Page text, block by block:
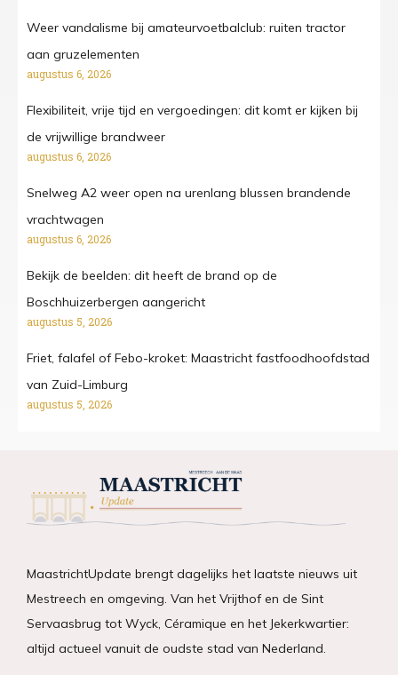
Weer vandalisme bij amateurvoetbalclub: ruiten tractor
aan gruzelementen
augustus 6, 2026
Flexibiliteit, vrije tijd en vergoedingen: dit komt er kijken bij
de vrijwillige brandweer
augustus 6, 2026
Snelweg A2 weer open na urenlang blussen brandende
vrachtwagen
augustus 6, 2026
Bekijk de beelden: dit heeft de brand op de
Boschhuizerbergen aangericht
augustus 5, 2026
Friet, falafel of Febo-kroket: Maastricht fastfoodhoofdstad
van Zuid-Limburg
augustus 5, 2026
MaastrichtUpdate brengt dagelijks het laatste nieuws uit
Mestreech en omgeving. Van het Vrijthof en de Sint
Servaasbrug tot Wyck, Céramique en het Jekerkwartier:
altijd actueel vanuit de oudste stad van Nederland.